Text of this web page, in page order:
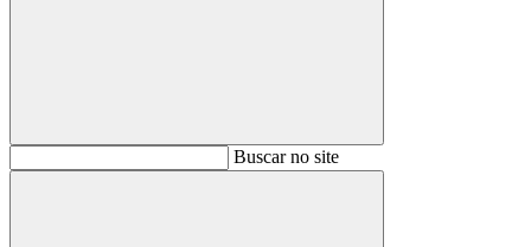
BuscarBuscar no site